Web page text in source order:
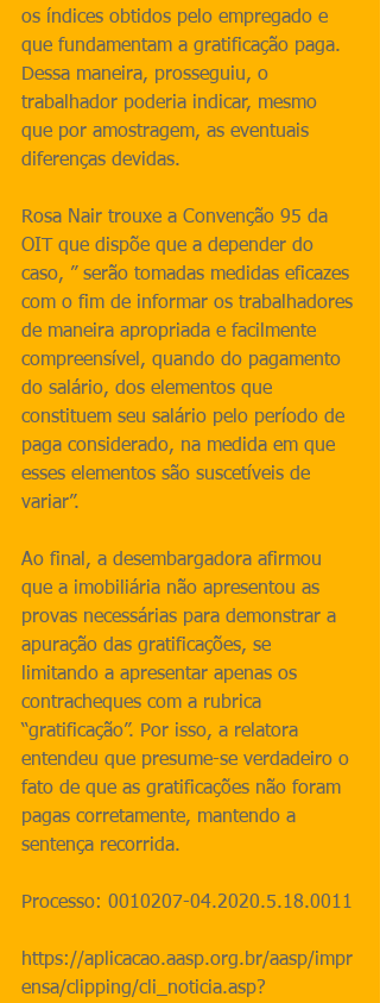
os índices obtidos pelo empregado e
que fundamentam a gratificação paga.
Dessa maneira, prosseguiu, o
trabalhador poderia indicar, mesmo
que por amostragem, as eventuais
diferenças devidas.
Rosa Nair trouxe a Convenção 95 da
OIT que dispõe que a depender do
caso, ” serão tomadas medidas eficazes
com o fim de informar os trabalhadores
de maneira apropriada e facilmente
compreensível, quando do pagamento
do salário, dos elementos que
constituem seu salário pelo período de
paga considerado, na medida em que
esses elementos são suscetíveis de
variar”.
Ao final, a desembargadora afirmou
que a imobiliária não apresentou as
provas necessárias para demonstrar a
apuração das gratificações, se
limitando a apresentar apenas os
contracheques com a rubrica
“gratificação”. Por isso, a relatora
entendeu que presume-se verdadeiro o
fato de que as gratificações não foram
pagas corretamente, mantendo a
sentença recorrida.
Processo: 0010207-04.2020.5.18.0011
https://aplicacao.aasp.org.br/aasp/impr
ensa/clipping/cli_noticia.asp?